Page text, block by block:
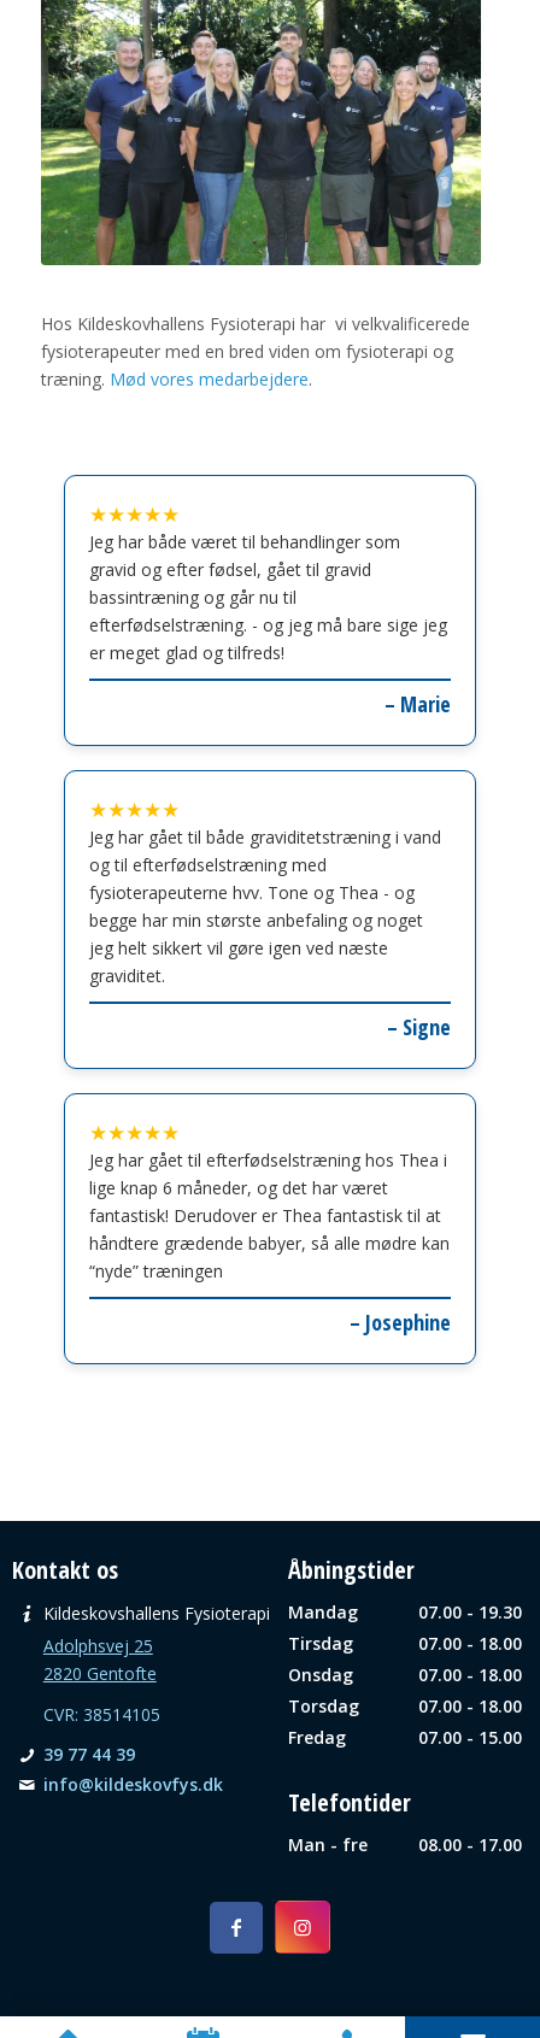
Hos Kildeskovhallens Fysioterapi har vi velkvalificerede
fysioterapeuter med en bred viden om fysioterapi og
træning. Mød vores medarbejdere.
★★★★★
Jeg har både været til behandlinger som
gravid og efter fødsel, gået til gravid
bassintræning og går nu til
efterfødselstræning. - og jeg må bare sige jeg
er meget glad og tilfreds!
– Marie
★★★★★
Jeg har gået til både graviditetstræning i vand
og til efterfødselstræning med
fysioterapeuterne hvv. Tone og Thea - og
begge har min største anbefaling og noget
jeg helt sikkert vil gøre igen ved næste
graviditet.
– Signe
★★★★★
Jeg har gået til efterfødselstræning hos Thea i
lige knap 6 måneder, og det har været
fantastisk! Derudover er Thea fantastisk til at
håndtere grædende babyer, så alle mødre kan
“nyde” træningen
– Josephine
Kontakt os
Kildeskovshallens Fysioterapi
Adolphsvej 25
2820 Gentofte
CVR: 38514105
39 77 44 39
info@­kildeskovfys.dk
Åbningstider
Mandag
07.00 - 19.30
Tirsdag
07.00 - 18.00
Onsdag
07.00 - 18.00
Torsdag
07.00 - 18.00
Fredag
07.00 - 15.00
Telefontider
Man - fre 08.00 - 17.00